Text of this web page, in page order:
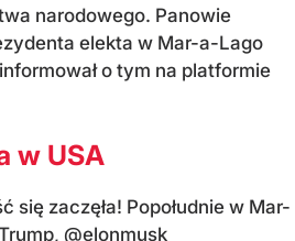
narodowego. Panowie
elekta w Mar-a-Lago
o tym na platformie
w USA
się zaczęła! Popołudnie w Mar-
@elonmusk